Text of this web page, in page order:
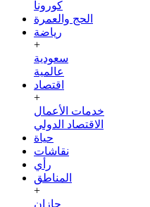
كورونا
الحج والعمرة
رياضة
+
سعودية
عالمية
اقتصاد
+
خدمات الأعمال
الاقتصاد الدولي
حياة
نقاشات
رأي
المناطق
+
جازان